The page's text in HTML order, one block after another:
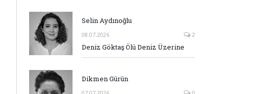
Selin Aydınoğlu
08.07.2026 2
Deniz Göktaş Ölü Deniz Üzerine
Dikmen Gürün